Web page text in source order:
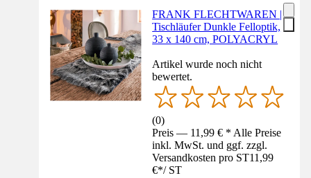
FRANK FLECHTWAREN |
Tischläufer Dunkle Felloptik,
33 x 140 cm, POLYACRYL
Artikel wurde noch nicht
bewertet.
(0)
Preis — 11,99 € * Alle Preise
inkl. MwSt. und ggf. zzgl.
Versandkosten pro ST11,99
€*/ ST